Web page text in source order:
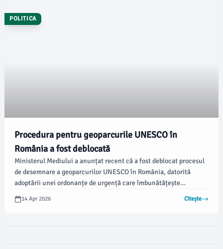
POLITICA
Procedura pentru geoparcurile UNESCO în
România a fost deblocată
Ministerul Mediului a anunțat recent că a fost deblocat procesul
de desemnare a geoparcurilor UNESCO în România, datorită
adoptării unei ordonanțe de urgență care îmbunătățește
legislația în acest domeniu. Ministrul Diana Buzoianu a subliniat
că măsura va facilita inițiativele locale și va oferi noi șanse de
14 Apr 2026 Citește